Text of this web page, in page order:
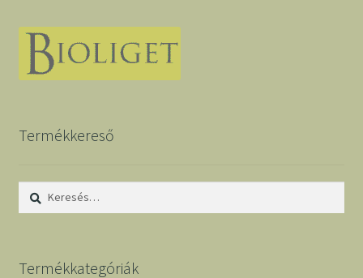
Termékkereső
Keresés:
Termékkategóriák